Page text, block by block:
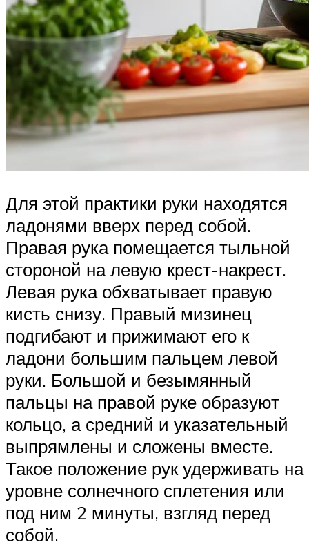
Для этой практики руки находятся
ладонями вверх перед собой.
Правая рука помещается тыльной
стороной на левую крест-накрест.
Левая рука обхватывает правую
кисть снизу. Правый мизинец
подгибают и прижимают его к
ладони большим пальцем левой
руки. Большой и безымянный
пальцы на правой руке образуют
кольцо, а средний и указательный
выпрямлены и сложены вместе.
Такое положение рук удерживать на
уровне солнечного сплетения или
под ним 2 минуты, взгляд перед
собой.